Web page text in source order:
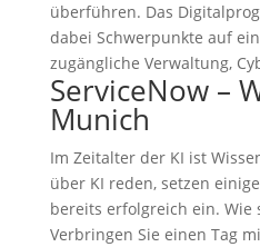
überführen. Das
dabei Schwerpunkte auf
zugängliche Verwaltung,
ServiceNow –
Munich
Im Zeitalter der KI ist
über KI reden, setzen
bereits erfolgreich ein. Wie
Verbringen Sie einen Tag